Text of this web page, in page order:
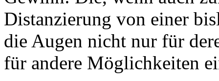
Distanzierung von einer
die Augen nicht nur für
für andere Möglichkeiten